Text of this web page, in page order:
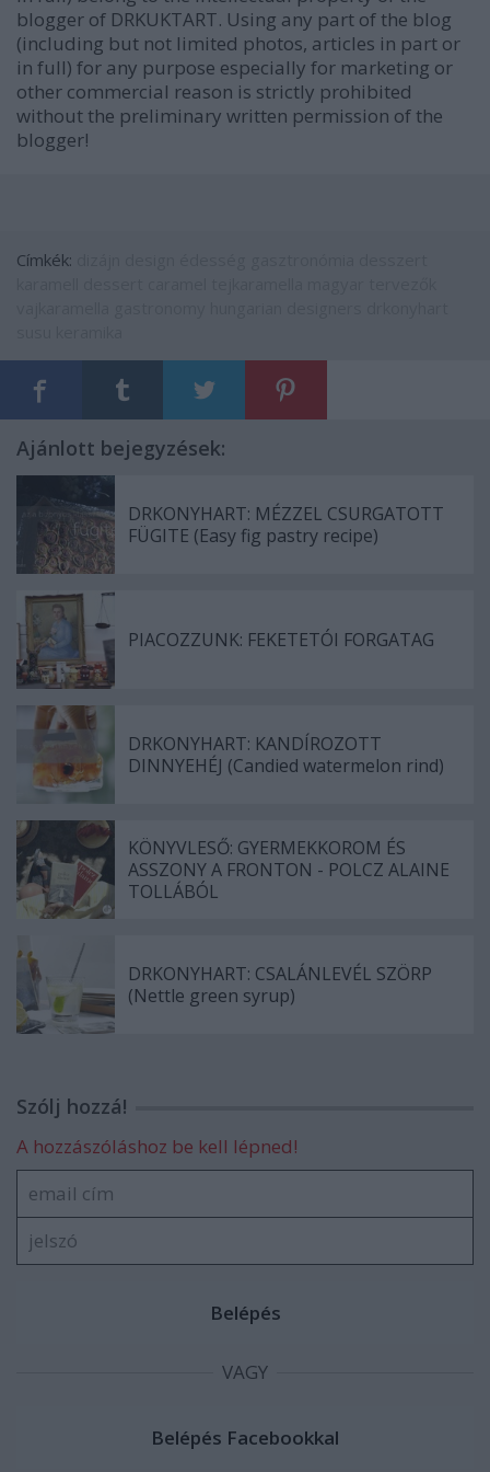
blogger of DRKUKTART. Using any part of the blog
(including but not limited photos, articles in part or
in full) for any purpose especially for marketing or
other commercial reason is strictly prohibited
without the preliminary written permission of the
blogger!
Címkék:
Ajánlott bejegyzések:
DRKONYHART: MÉZZEL CSURGATOTT
FÜGITE (Easy fig pastry recipe)
PIACOZZUNK: FEKETETÓI FORGATAG
DRKONYHART: KANDÍROZOTT
DINNYEHÉJ (Candied watermelon rind)
KÖNYVLESŐ: GYERMEKKOROM ÉS
ASSZONY A FRONTON - POLCZ ALAINE
TOLLÁBÓL
DRKONYHART: CSALÁNLEVÉL SZÖRP
(Nettle green syrup)
Szólj hozzá!
A hozzászóláshoz be kell lépned!
VAGY